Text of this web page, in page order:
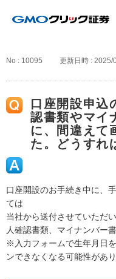
No : 10095 更新日時 : 2025/
口座開設申込
認書類やマイ
に、間違えて
た。どうすれ
口座開設のお手続き中に、
ては
当社から送付させていただ
人確認書類、マイナンバー
※入力フォームで生年月日
ンできなくなる可能性があ